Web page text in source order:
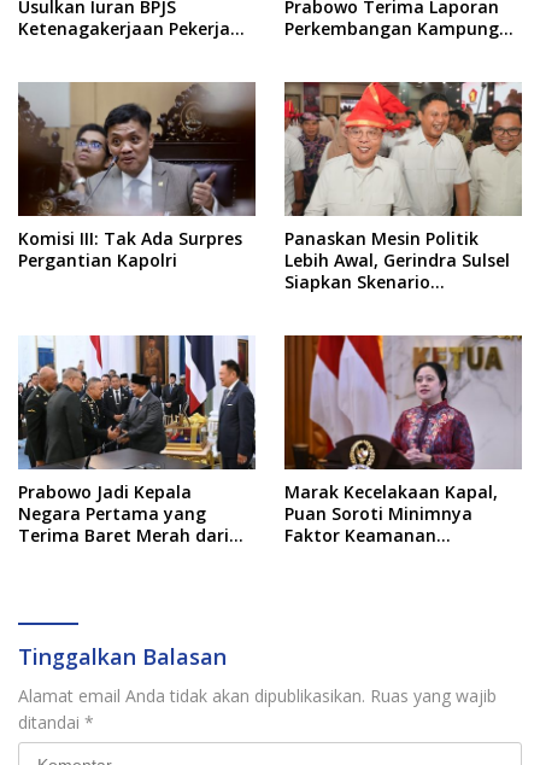
Usulkan Iuran BPJS
Ketenagakerjaan Pekerja
Prabowo Terima Laporan
Perkembangan Kampung
Komisi III: Tak Ada Surpres
Pergantian Kapolri
Panaskan Mesin Politik
Lebih Awal, Gerindra Sulsel
Siapkan Skenario
Prabowo Jadi Kepala
Negara Pertama yang
Terima Baret Merah dari
Marak Kecelakaan Kapal,
Puan Soroti Minimnya
Faktor Keamanan
Tinggalkan Balasan
Alamat email Anda tidak akan dipublikasikan. Ruas yang wajib
ditandai *